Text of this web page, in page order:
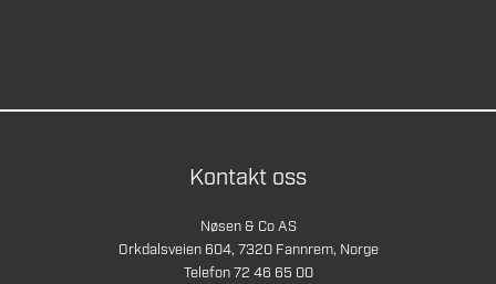
Kontakt oss
Nøsen & Co AS
Orkdalsveien 604, 7320 Fannrem, Norge
Telefon 72 46 65 00